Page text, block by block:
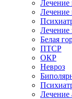
Лечение
Лечение
Белая
ПТСР
ОКР
Невроз
Лечение